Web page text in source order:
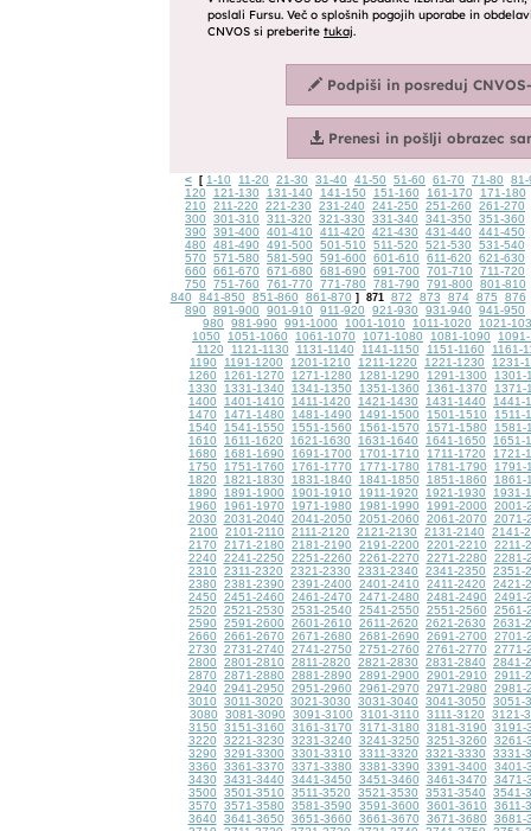
< [ 1-10 11-20 21-30 31-40 41-50 51-60 61-70 71-80
81-
120
121-130 131-140 141-150 151-160 161-170
171-180
210
211-220 221-230 231-240 241-250 251-260
261-270
300
301-310 311-320 321-330 331-340 341-350
351-360
390
391-400 401-410 411-420 421-430 431-440
441-450
480
481-490 491-500 501-510 511-520 521-530
531-540
570
571-580 581-590 591-600 601-610 611-620
621-630
660
661-670 671-680 681-690 691-700 701-710
711-720
750
751-760 761-770 771-780 781-790 791-800
801-810
840
841-850 851-860 861-870 ] 871 872 873 874 875
876
890
891-900 901-910 911-920 921-930 931-940
941-950
980
981-990 991-1000 1001-1010 1011-1020
1021-
1050
1051-1060 1061-1070 1071-1080 1081-1090
1120
1121-1130 1131-1140 1141-1150 1151-1160
1161-
1190
1191-1200 1201-1210 1211-1220 1221-1230
1231-
1260
1261-1270 1271-1280 1281-1290 1291-1300
1301-
1330
1331-1340 1341-1350 1351-1360 1361-1370
1371-
1400
1401-1410 1411-1420 1421-1430 1431-1440
1441-
1470
1471-1480 1481-1490 1491-1500 1501-1510
1511-
1540
1541-1550 1551-1560 1561-1570 1571-1580
1581-
1610
1611-1620 1621-1630 1631-1640 1641-1650
1651-
1680
1681-1690 1691-1700 1701-1710 1711-1720
1721-
1750
1751-1760 1761-1770 1771-1780 1781-1790
1791-
1820
1821-1830 1831-1840 1841-1850 1851-1860
1861-
1890
1891-1900 1901-1910 1911-1920 1921-1930
1931-
1960
1961-1970 1971-1980 1981-1990 1991-2000
2001-
2030
2031-2040 2041-2050 2051-2060 2061-2070
2071-
2100
2101-2110 2111-2120 2121-2130 2131-2140
2141-
2170
2171-2180 2181-2190 2191-2200 2201-2210
2211-
2240
2241-2250 2251-2260 2261-2270 2271-2280
2281-
2310
2311-2320 2321-2330 2331-2340 2341-2350
2351-
2380
2381-2390 2391-2400 2401-2410 2411-2420
2421-
2450
2451-2460 2461-2470 2471-2480 2481-2490
2491-
2520
2521-2530 2531-2540 2541-2550 2551-2560
2561-
2590
2591-2600 2601-2610 2611-2620 2621-2630
2631-
2660
2661-2670 2671-2680 2681-2690 2691-2700
2701-
2730
2731-2740 2741-2750 2751-2760 2761-2770
2771-
2800
2801-2810 2811-2820 2821-2830 2831-2840
2841-
2870
2871-2880 2881-2890 2891-2900 2901-2910
2911-
2940
2941-2950 2951-2960 2961-2970 2971-2980
2981-
3010
3011-3020 3021-3030 3031-3040 3041-3050
3051-
3080
3081-3090 3091-3100 3101-3110 3111-3120
3121-
3150
3151-3160 3161-3170 3171-3180 3181-3190
3191-
3220
3221-3230 3231-3240 3241-3250 3251-3260
3261-
3290
3291-3300 3301-3310 3311-3320 3321-3330
3331-
3360
3361-3370 3371-3380 3381-3390 3391-3400
3401-
3430
3431-3440 3441-3450 3451-3460 3461-3470
3471-
3500
3501-3510 3511-3520 3521-3530 3531-3540
3541-
3570
3571-3580 3581-3590 3591-3600 3601-3610
3611-
3640
3641-3650 3651-3660 3661-3670 3671-3680
3681-